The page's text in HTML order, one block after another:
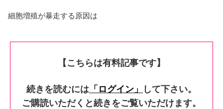
細胞増殖が暴走する原因は
【こちらは有料記事です】
続きを読むには 「ログイン」
して下さい。
ご購読いただくと続きをご覧いただけます。